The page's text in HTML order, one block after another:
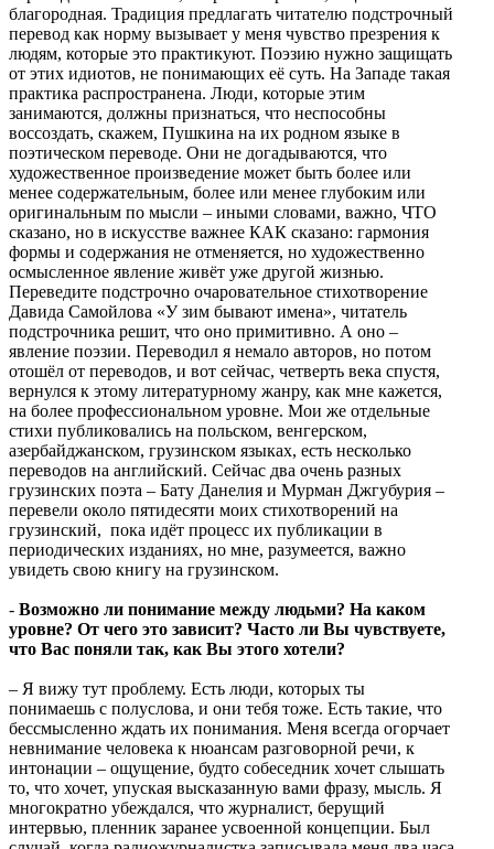
благородная. Традиция предлагать читателю подстрочный
перевод как норму вызывает у меня чувство презрения к
людям, которые это практикуют. Поэзию нужно защищать
от этих идиотов, не понимающих её суть. На Западе такая
практика распространена. Люди, которые этим
занимаются, должны признаться, что неспособны
воссоздать, скажем, Пушкина на их родном языке в
поэтическом переводе. Они не догадываются, что
художественное произведение может быть более или
менее содержательным, более или менее глубоким или
оригинальным по мысли – иными словами, важно, ЧТО
сказано, но в искусстве важнее КАК сказано: гармония
формы и содержания не отменяется, но художественно
осмысленное явление живёт уже другой жизнью.
Переведите подстрочно очаровательное стихотворение
Давида Самойлова «У зим бывают имена», читатель
подстрочника решит, что оно примитивно. А оно –
явление поэзии. Переводил я немало авторов, но потом
отошёл от переводов, и вот сейчас, четверть века спустя,
вернулся к этому литературному жанру, как мне кажется,
на более профессиональном уровне. Мои же отдельные
стихи публиковались на польском, венгерском,
азербайджанском, грузинском языках, есть несколько
переводов на английский. Сейчас два очень разных
грузинских поэта – Бату Данелия и Мурман Джгубурия –
перевели около пятидесяти моих стихотворений на
грузинский, пока идёт процесс их публикации в
периодических изданиях, но мне, разумеется, важно
увидеть свою книгу на грузинском.
- Возможно ли понимание между людьми? На каком
уровне? От чего это зависит? Часто ли Вы чувствуете,
что Вас поняли так, как Вы этого хотели?
– Я вижу тут проблему. Есть люди, которых ты
понимаешь с полуслова, и они тебя тоже. Есть такие, что
бессмысленно ждать их понимания. Меня всегда огорчает
невнимание человека к нюансам разговорной речи, к
интонации – ощущение, будто собеседник хочет слышать
то, что хочет, упуская высказанную вами фразу, мысль. Я
многократно убеждался, что журналист, берущий
интервью, пленник заранее усвоенной концепции. Был